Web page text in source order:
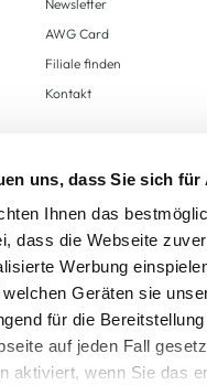
uns, dass Sie sich für
Ihnen das
dass die Webseite
Werbung
welchen Geräten sie
für die
auf jeden Fall
aktiviert, wenn Sie das
Newsletter
AWG Card
Filiale finden
Kontakt